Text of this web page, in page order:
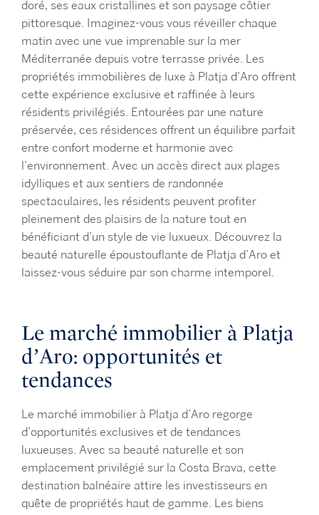
doré, ses eaux cristallines et son paysage côtier
pittoresque. Imaginez-vous vous réveiller chaque
matin avec une vue imprenable sur la mer
Méditerranée depuis votre terrasse privée. Les
propriétés immobilières de luxe à Platja d’Aro offrent
cette expérience exclusive et raffinée à leurs
résidents privilégiés. Entourées par une nature
préservée, ces résidences offrent un équilibre parfait
entre confort moderne et harmonie avec
l’environnement. Avec un accès direct aux plages
idylliques et aux sentiers de randonnée
spectaculaires, les résidents peuvent profiter
pleinement des plaisirs de la nature tout en
bénéficiant d’un style de vie luxueux. Découvrez la
beauté naturelle époustouflante de Platja d’Aro et
laissez-vous séduire par son charme intemporel.
Le marché immobilier à Platja
d’Aro: opportunités et
tendances
Le marché immobilier à Platja d’Aro regorge
d’opportunités exclusives et de tendances
luxueuses. Avec sa beauté naturelle et son
emplacement privilégié sur la Costa Brava, cette
destination balnéaire attire les investisseurs en
quête de propriétés haut de gamme. Les biens